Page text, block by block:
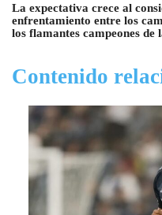
La expectativa crece al
enfrentamiento entre los
los flamantes campeones de
Contenido